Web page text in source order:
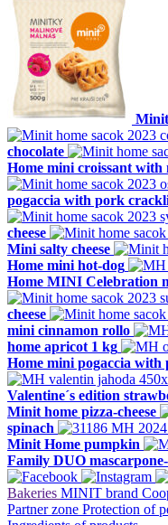
chocolate
Home mini croissant with
pogaccia with pork
cheese
Mini salty cheese
Home mini hot-dog
Home MINI Celebration
cheese
mini cinnamon rollo
home apricot 1 kg
Home mini pogaccia
Valentine´s edition
Minit home pizza-cheese
spinach
Minit Home pumpkin
Family DUO
Bakeries MINIT brand
Partner zone Protection of